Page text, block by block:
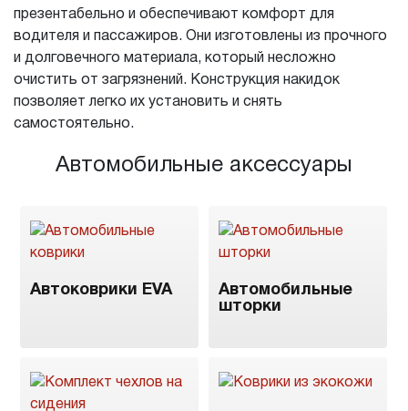
презентабельно и обеспечивают комфорт для
водителя и пассажиров. Они изготовлены из прочного
и долговечного материала, который несложно
очистить от загрязнений. Конструкция накидок
позволяет легко их установить и снять
самостоятельно.
Автомобильные аксессуары
Автоковрики EVA
Автомобильные
шторки